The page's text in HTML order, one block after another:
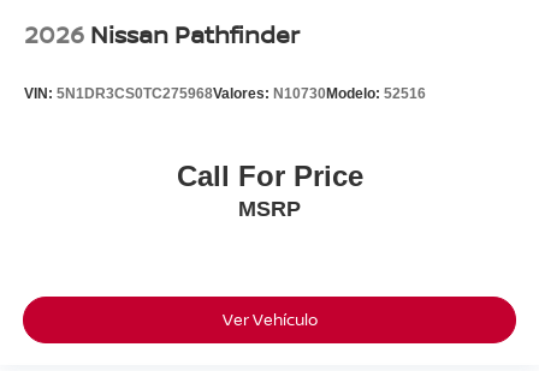
2026 Nissan Pathfinder
VIN: 5N1DR3CS0TC275968Valores: N10730Modelo: 52516
Call For Price
MSRP
Ver Vehículo